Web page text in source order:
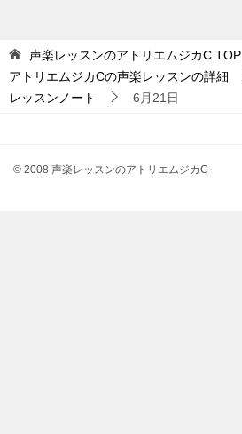
ジ
ゴ
声楽レッスンのアトリエムジカC TOP
アトリエムジカCの声楽レッスンの詳細
レッスンノート
6月21日
© 2008 声楽レッスンのアトリエムジカC